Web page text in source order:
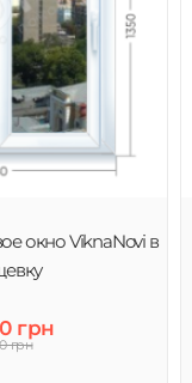
идеальное
приятной,
окно ViknaNovi в
грн
грн